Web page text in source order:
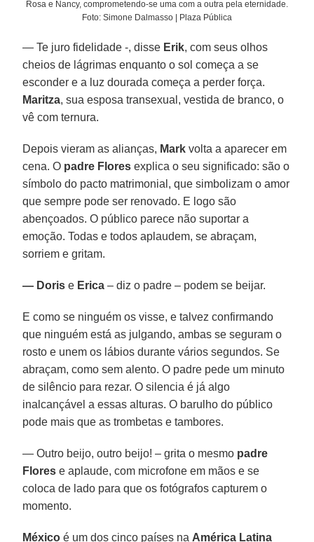
Rosa e Nancy, comprometendo-se uma com a outra pela eternidade.
Foto: Simone Dalmasso | Plaza Pública
— Te juro fidelidade -, disse Erik, com seus olhos
cheios de lágrimas enquanto o sol começa a se
esconder e a luz dourada começa a perder força.
Maritza, sua esposa transexual, vestida de branco, o
vê com ternura.
Depois vieram as alianças, Mark volta a aparecer em
cena. O padre Flores explica o seu significado: são o
símbolo do pacto matrimonial, que simbolizam o amor
que sempre pode ser renovado. E logo são
abençoados. O público parece não suportar a
emoção. Todas e todos aplaudem, se abraçam,
sorriem e gritam.
— Doris e Erica – diz o padre – podem se beijar.
E como se ninguém os visse, e talvez confirmando
que ninguém está as julgando, ambas se seguram o
rosto e unem os lábios durante vários segundos. Se
abraçam, como sem alento. O padre pede um minuto
de silêncio para rezar. O silencia é já algo
inalcançável a essas alturas. O barulho do público
pode mais que as trombetas e tambores.
— Outro beijo, outro beijo! – grita o mesmo padre
Flores e aplaude, com microfone em mãos e se
coloca de lado para que os fotógrafos capturem o
momento.
México é um dos cinco países na América Latina